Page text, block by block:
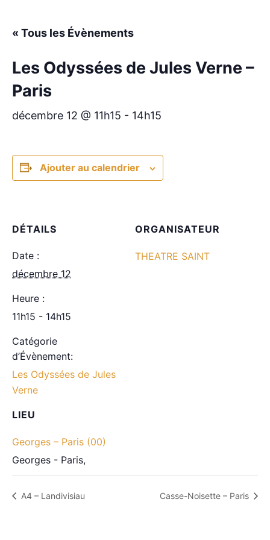
« Tous les Évènements
Les Odyssées de Jules Verne –
Paris
décembre 12 @ 11h15 - 14h15
Ajouter au calendrier
DÉTAILS
Date :
décembre 12
Heure :
11h15 - 14h15
Catégorie
d’Évènement:
Les Odyssées de Jules
Verne
LIEU
Georges – Paris (00)
Georges - Paris,
ORGANISATEUR
THEATRE SAINT
A4 – Landivisiau Casse-Noisette – Paris